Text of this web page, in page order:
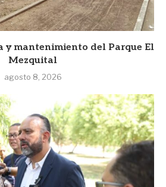
y mantenimiento del Parque El
Mezquital
agosto 8, 2026